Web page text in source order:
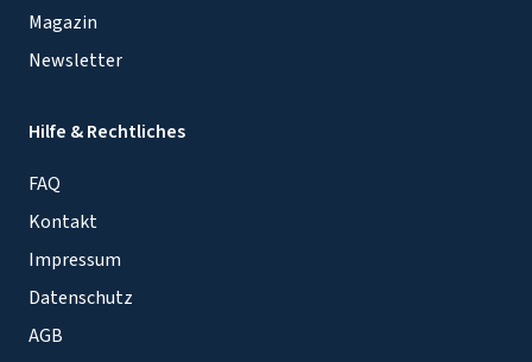
Magazin
Newsletter
Hilfe & Rechtliches
FAQ
Kontakt
Impressum
Datenschutz
AGB